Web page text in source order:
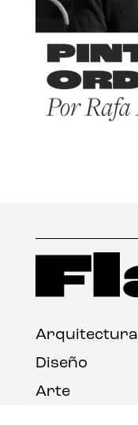
Arquitectura
Diseño
Arte